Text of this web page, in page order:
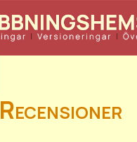
Recensioner